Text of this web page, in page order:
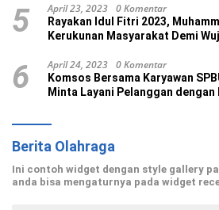
5 April 23, 2023 0 Komentar
Rayakan Idul Fitri 2023,
Kerukunan Masyarakat Demi
6 April 24, 2023 0 Komentar
Komsos Bersama Karyawan
Minta Layani Pelanggan dengan
Berita Olahraga
Ini contoh widget dengan style gallery
anda bisa mengaturnya pada widget